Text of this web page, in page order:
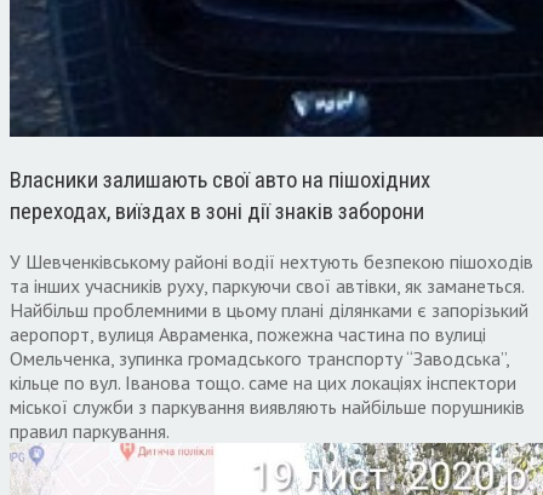
Власники залишають свої авто на пішохідних
переходах, виїздах в зоні дії знаків заборони
У Шевченківському районі водії нехтують безпекою пішоходів
та інших учасників руху, паркуючи свої автівки, як заманеться.
Найбільш проблемними в цьому плані ділянками є запорізький
аеропорт, вулиця Авраменка, пожежна частина по вулиці
Омельченка, зупинка громадського транспорту “Заводська”,
кільце по вул. Іванова тощо. саме на цих локаціях інспектори
міської служби з паркування виявляють найбільше порушників
правил паркування.